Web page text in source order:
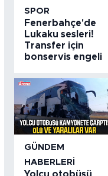
SPOR
Fenerbahçe'de
Lukaku sesleri!
Transfer için
bonservis engeli
GÜNDEM
HABERLERI